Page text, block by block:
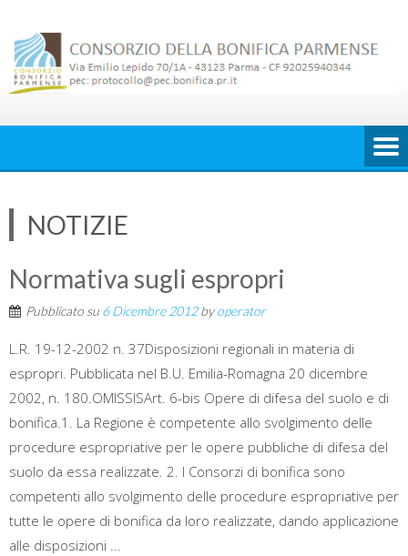
content
NOTIZIE
Normativa sugli espropri
Pubblicato su 6 Dicembre 2012byoperator
L.R. 19-12-2002 n. 37Disposizioni regionali in materia di
espropri. Pubblicata nel B.U. Emilia-Romagna 20 dicembre
2002, n. 180.OMISSISArt. 6-bis Opere di difesa del suolo e di
bonifica.1. La Regione è competente allo svolgimento delle
procedure espropriative per le opere pubbliche di difesa del
suolo da essa realizzate. 2. I Consorzi di bonifica sono
competenti allo svolgimento delle procedure espropriative per
tutte le opere di bonifica da loro realizzate, dando applicazione
alle disposizioni ...